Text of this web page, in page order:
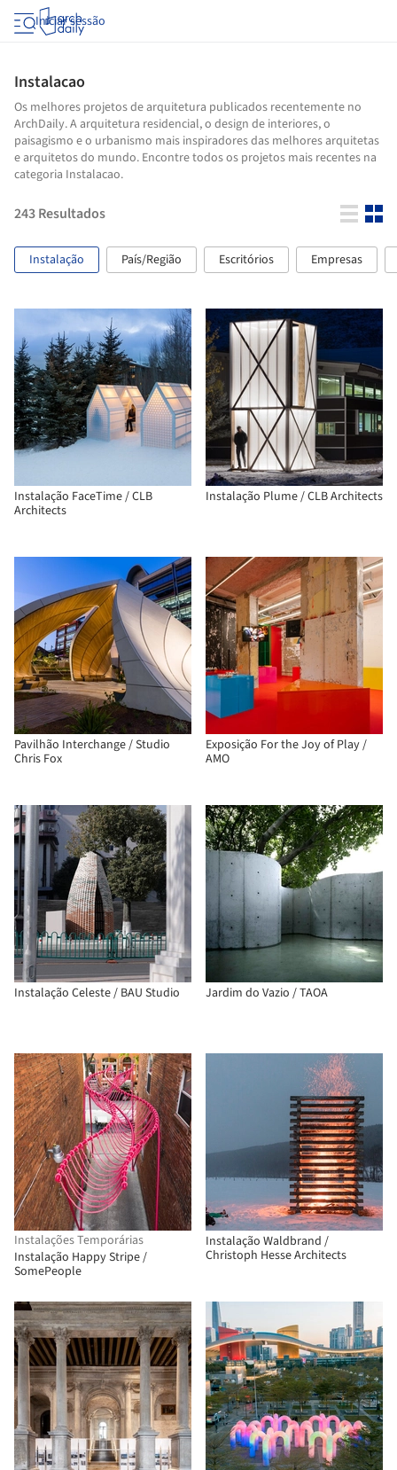
Iniciar sessão
Instalacao
Os melhores projetos de arquitetura publicados recentemente no
ArchDaily. A arquitetura residencial, o design de interiores, o
paisagismo e o urbanismo mais inspiradores das melhores arquitetas
e arquitetos do mundo. Encontre todos os projetos mais recentes na
categoria Instalacao.
243Resultados
Instalação País/Região Escritórios Empresas
Instalação FaceTime / CLB
Architects
Instalação Plume / CLB Architects
Pavilhão Interchange / Studio
Chris Fox
Exposição For the Joy of Play /
AMO
Instalação Celeste / BAU Studio Jardim do Vazio / TAOA
Instalações Temporárias
Instalação Happy Stripe /
SomePeople
Instalação Waldbrand /
Christoph Hesse Architects